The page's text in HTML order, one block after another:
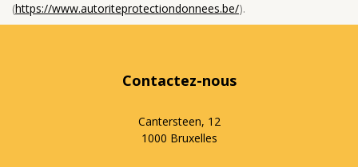
(https://www.autoriteprotectiondonnees.be/).
Contactez-nous
Cantersteen, 12
1000 Bruxelles